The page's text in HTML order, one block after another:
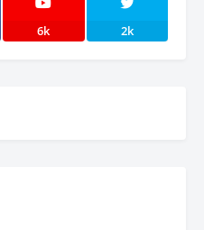
6k 2k